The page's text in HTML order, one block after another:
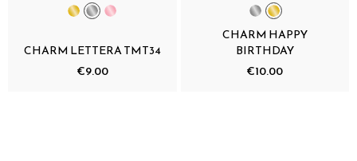
CHARM LETTERA TMT34
€9.00
CHARM HAPPY
BIRTHDAY
€10.00